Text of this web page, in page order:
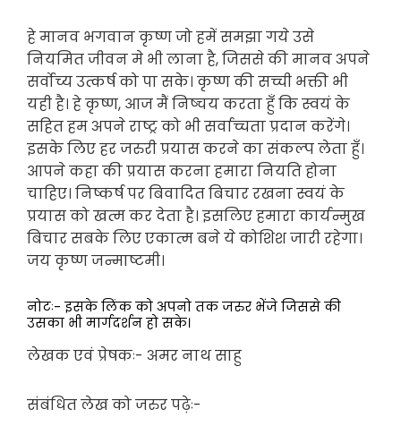
हे मानव भगवान कृष्ण जो हमें समझा गये उसे
नियमित जीवन मे भी लाना है, जिससे की मानव अपने
सर्वोच्य उत्कर्ष को पा सके। कृष्ण की सच्ची भक्ती भी
यही है। हे कृष्ण, आज मैं निष्चय करता हुँ कि स्वयं के
सहित हम अपने राष्ट्र को भी सर्वाच्चता प्रदान करेंगे।
इसके लिए हर जरुरी प्रयास करने का संकल्प लेता हुँ।
आपने कहा की प्रयास करना हमारा नियति होना
चाहिए। निष्कर्ष पर बिवादित बिचार रखना स्वयं के
प्रयास को खत्म कर देता है। इसलिए हमारा कार्यन्मुख
बिचार सबके लिए एकात्म बने ये कोशिश जारी रहेगा।
जय कृष्ण जन्माष्टमी।
नोटः- इसके लिंक को अपनो तक जरुर भेंजे जिससे की
उसका भी मार्गदर्शन हो सके।
लेखक एवं प्रेषकः- अमर नाथ साहु
संबंधित लेख को जरुर पढ़ेः-